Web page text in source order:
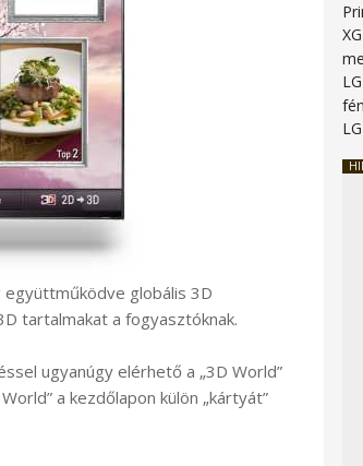
együttműködve globális 3D
tartalmakat a fogyasztóknak.
ugyanúgy elérhető a „3D World”
a kezdőlapon külön „kártyát”